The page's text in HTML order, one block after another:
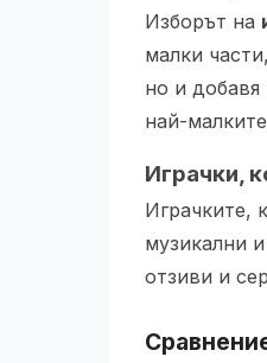
Изборът на
малки
но и добавя
най-
Играчки,
Играчките,
музикални
отзиви и